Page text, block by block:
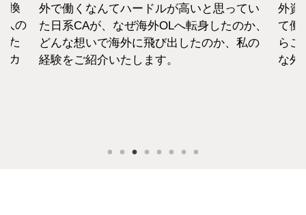
換
人の
た
カ
外で働くなんてハードルが高いと思ってい
た日系CAが、なぜ海外OLへ転身したのか、
どんな想いで海外に飛び出したのか、私の
経験をご紹介いたします。
外資
て働
らこ
な外